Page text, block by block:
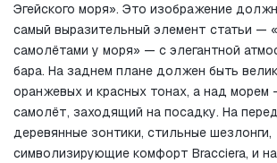
Эгейского моря». Это изображение
самый выразительный элемент статьи —
самолётами у моря» — с элегантной
бара. На заднем плане должен быть
оранжевых и красных тонах, а над морем
самолёт, заходящий на посадку. На
деревянные зонтики, стильные шезлонги,
символизирующие комфорт Bracciera, и